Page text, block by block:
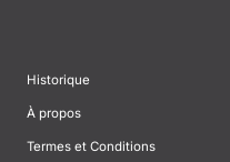
Historique
À propos
Termes et Conditions